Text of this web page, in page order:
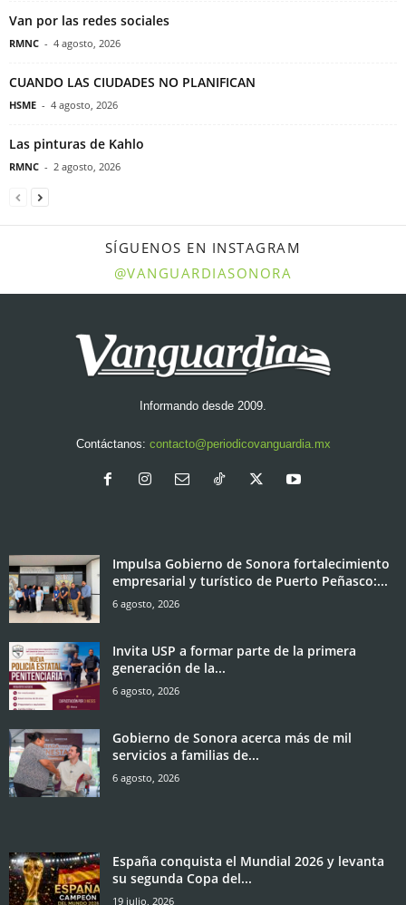
Van por las redes sociales
RMNC - 4 agosto, 2026
CUANDO LAS CIUDADES NO PLANIFICAN
HSME - 4 agosto, 2026
Las pinturas de Kahlo
RMNC - 2 agosto, 2026
SÍGUENOS EN INSTAGRAM
@VANGUARDIASONORA
Informando desde 2009.
Contáctanos: contacto@periodicovanguardia.mx
Impulsa Gobierno de Sonora fortalecimiento
empresarial y turístico de Puerto Peñasco:...
6 agosto, 2026
Invita USP a formar parte de la primera
generación de la...
6 agosto, 2026
Gobierno de Sonora acerca más de mil
servicios a familias de...
6 agosto, 2026
España conquista el Mundial 2026 y levanta
su segunda Copa del...
19 julio, 2026